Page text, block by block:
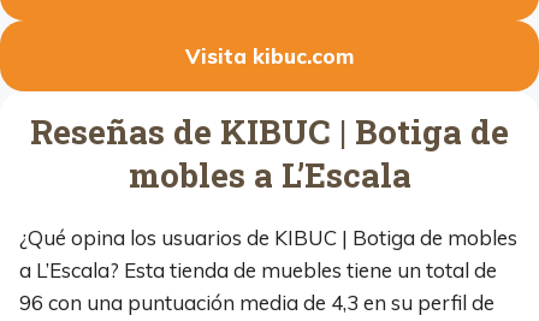
Visita kibuc.com
Reseñas de KIBUC | Botiga de
mobles a L’Escala
¿Qué opina los usuarios de KIBUC | Botiga de mobles
a L’Escala? Esta tienda de muebles tiene un total de
96 con una puntuación media de 4,3 en su perfil de